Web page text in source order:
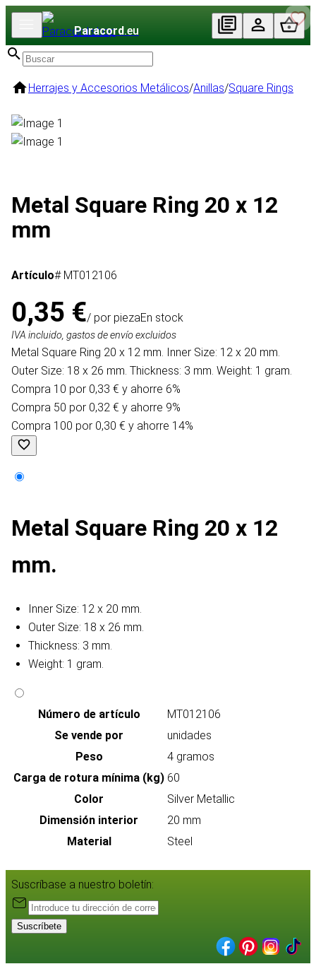
Paracord.eu
Herrajes y Accesorios Metálicos/Anillas/Square Rings
Metal Square Ring 20 x 12
mm
Artículo# MT012106
0,35 €/ por piezaEn stock
IVA incluido, gastos de envío excluidos
Metal Square Ring 20 x 12 mm. Inner Size: 12 x 20 mm.
Outer Size: 18 x 26 mm. Thickness: 3 mm. Weight: 1 gram.
Compra 10 por 0,33 € y ahorre 6%
Compra 50 por 0,32 € y ahorre 9%
Compra 100 por 0,30 € y ahorre 14%
Metal Square Ring 20 x 12
mm.
Inner Size: 12 x 20 mm.
Outer Size: 18 x 26 mm.
Thickness: 3 mm.
Weight: 1 gram.
Número de artículo
MT012106
Se vende por
unidades
Peso
4 gramos
Carga de rotura mínima (kg) 60
Color
Silver Metallic
Dimensión interior
20 mm
Material
Steel
Suscríbase a nuestro boletín:
Suscríbete